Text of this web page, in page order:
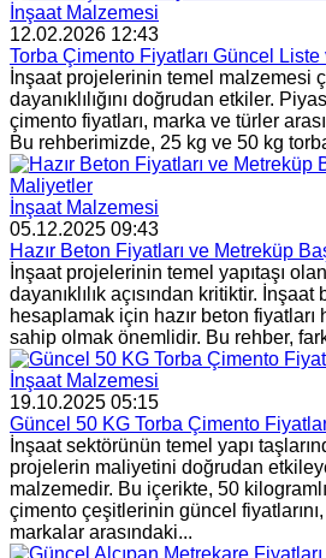
İnşaat Malzemesi
12.02.2026 12:43
Torba Çimento Fiyatları Güncel Liste
İnşaat projelerinin temel malzemesi
dayanıklılığını doğrudan etkiler.
çimento fiyatları, marka ve türler
Bu rehberimizde, 25 kg ve 50 kg
İnşaat Malzemesi
05.12.2025 09:43
Hazır Beton Fiyatları ve Metreküp
İnşaat projelerinin temel yapıtaşı
dayanıklılık açısından kritiktir.
hesaplamak için hazır beton
sahip olmak önemlidir. Bu rehber,
İnşaat Malzemesi
19.10.2025 05:15
Güncel 50 KG Torba Çimento
İnşaat sektörünün temel yapı
projelerin maliyetini doğrudan
malzemedir. Bu içerikte, 50
çimento çeşitlerinin güncel
markalar arasındaki...